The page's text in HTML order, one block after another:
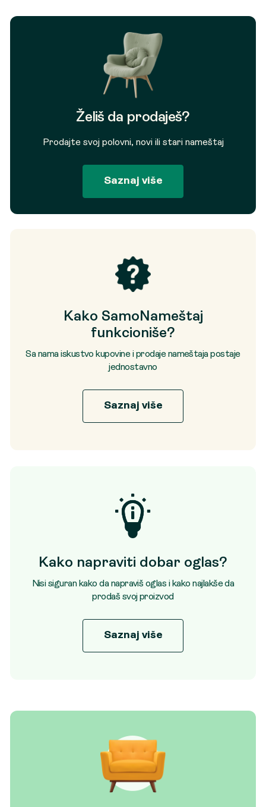
Želiš da prodaješ?
Prodajte svoj polovni, novi ili stari nameštaj
Saznaj više
Kako SamoNameštaj
funkcioniše?
Sa nama iskustvo kupovine i prodaje nameštaja postaje
jednostavno
Saznaj više
Kako napraviti dobar oglas?
Nisi siguran kako da napraviš oglas i kako najlakše da
prodaš svoj proizvod
Saznaj više